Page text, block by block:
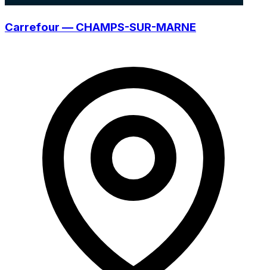
Carrefour — CHAMPS-SUR-MARNE